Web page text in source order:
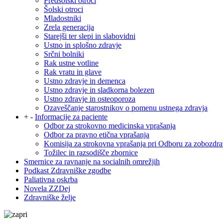
Šolski otroci
Mladostniki
Zrela generacija
Starejši ter slepi in slabovidni
Ustno in splošno zdravje
Srčni bolniki
Rak ustne votline
Rak vratu in glave
Ustno zdravje in demenca
Ustno zdravje in sladkorna bolezen
Ustno zdravje in osteoporoza
Ozaveščanje starostnikov o pomenu ustnega zdravja
+ - Informacije za paciente
Odbor za strokovno medicinska vprašanja
Odbor za pravno etična vprašanja
Komisija za strokovna vprašanja pri Odboru za
Tožilec in razsodišče zbornice
Smernice za ravnanje na socialnih omrežjih
Podkast Zdravniške zgodbe
Paliativna oskrba
Novela ZZDej
Zdravniške želje